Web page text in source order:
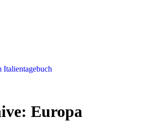
Italientagebuch
Europa